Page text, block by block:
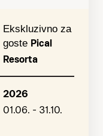
Ekskluzivno za
goste Pical
Resorta
2026
01.06. - 31.10.